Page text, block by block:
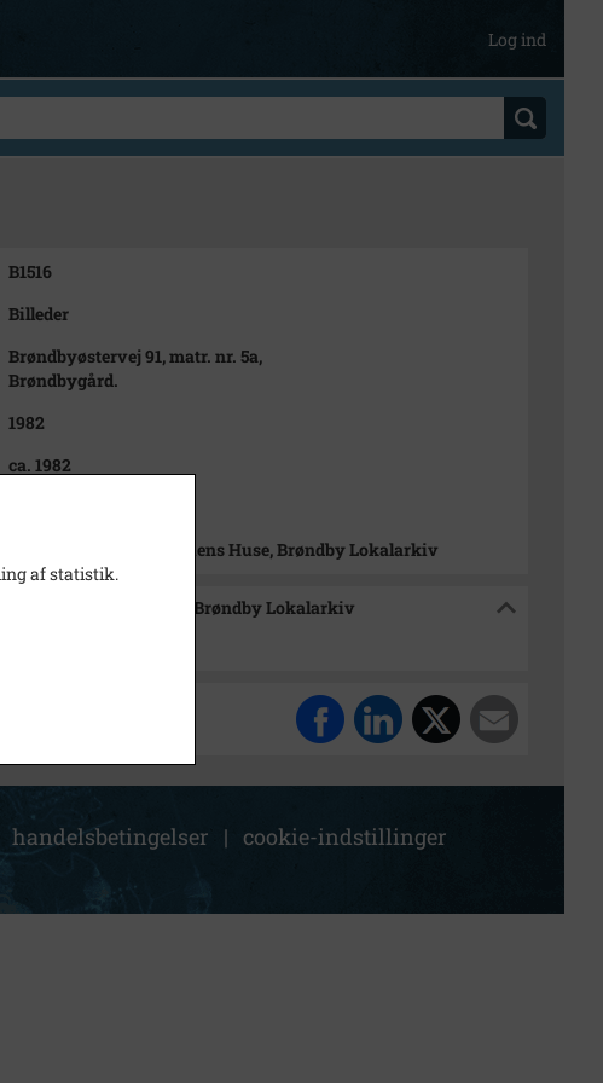
Log ind
B1516
Billeder
Brøndbyøstervej 91, matr. nr. 5a,
Brøndbygård.
1982
ca. 1982
Forstadsmuseet Historiens Huse, Brøndby Lokalarkiv
Historiens Huse, Brøndby Lokalarkiv
handelsbetingelser | cookie-indstillinger
af statistik.